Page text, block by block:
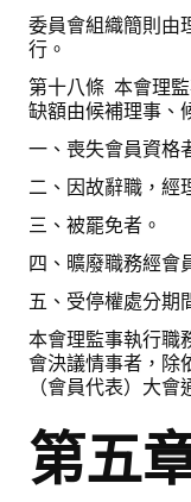
委員會組織簡則由
行。
第十八條 本會理
缺額由候補理事、
一、喪失會員資格
二、因故辭職，經
三、被罷免者。
四、曠廢職務經會
五、受停權處分期
本會理監事執行職
會決議情事者，除
（會員代表）大會
第五